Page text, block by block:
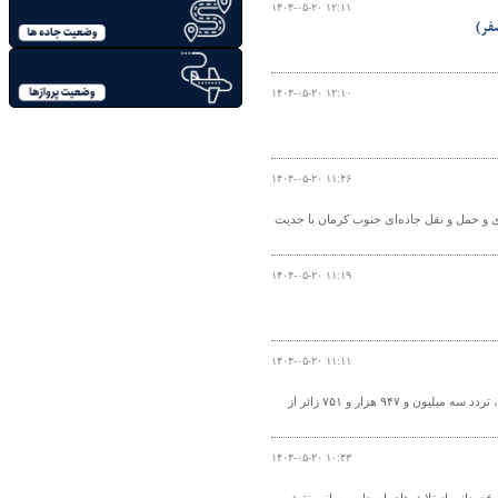
۱۴۰۴-۰۵-۲۰ ۱۲:۱۱
۱۴۰۴-۰۵-۲۰ ۱۲:۱۰
۱۴۰۴-۰۵-۲۰ ۱۱:۴۶
و حمل و نقل جاده‌ای جنوب کرمان با جدیت
۱۴۰۴-۰۵-۲۰ ۱۱:۱۹
۱۴۰۴-۰۵-۲۰ ۱۱:۱۱
با گذشت ۱۵ روز از آغاز اجرای طرح جابه‌جایی اربعین حسینی ۱۴۰۴ (از ۴ تا ۱۸ مرداد ماه)، تردد سه میلیون و ۹۴۷ هزار و ۷۵۱ زائر از
۱۴۰۴-۰۵-۲۰ ۱۰:۴۳